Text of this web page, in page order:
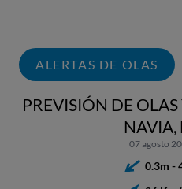
ALERTAS DE OLAS
PREVISIÓN DE
NAVIA,
07 agosto
0.3m -